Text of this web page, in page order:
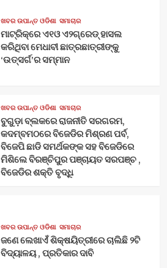
ଖବର ଉପାନ୍ତ ଓଡିଶା ସମାଚାର
ମାଟ୍ରିକ୍‌ରେ ଏ୧ଓ ଏ୨ଗ୍ରେଡ୍‌ ହାସଲ
କରିଥିବା ମେଧାବୀ ଛାତ୍ରଛାତ୍ରୀଙ୍କୁ
‘ଉତ୍ସର୍ଗ’ର ସମ୍ମାନ
ଖବର ଉପାନ୍ତ ଓଡିଶା ସମାଚାର
ବୁଗୁଡ଼ା ବ୍ଲକରେ ରାଜନୀତି ସରଗରମ,
କଦମ୍ବମଠରେ ବିଜେଡିର ମିଶ୍ରଣ ପର୍ବ,
ବିଜେପି ଛାଡି ସମର୍ଥକଙ୍କ ସହ ବିଜେଡିରେ
ମିଶିଲେ ବିରଞ୍ଚିପୁର ପଞ୍ଚାୟତ ସରପଞ୍ଚ ,
ବିଜେଡିର ଶକ୍ତି ବୃଦ୍ଧି
ଖବର ଉପାନ୍ତ ଓଡିଶା ସମାଚାର
ଜଣେ ଲେଖାଏଁ ଶିକ୍ଷୟିତ୍ରୀରେ ଚାଲିଛି ୨ଟି
ବିଦ୍ୟାଳୟ , ପ୍ରତିକାର ଦାବି